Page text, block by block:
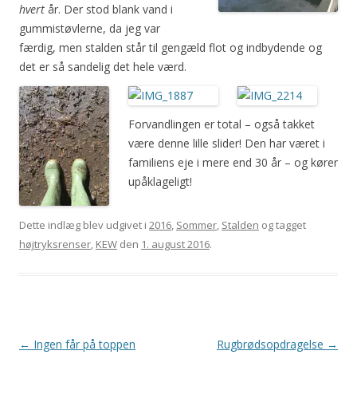
hvert år. Der stod blank vand i
gummistøvlerne, da jeg var
færdig, men stalden står til gengæld flot og indbydende og
det er så sandelig det hele værd.
Forvandlingen er total – også takket
være denne lille slider! Den har været i
familiens eje i mere end 30 år – og kører
upåklageligt!
Dette indlæg blev udgivet i 2016, Sommer, Stalden og tagget
højtryksrenser, KEW den 1. august 2016.
Indlægsnavigation
← Ingen får på toppen Rugbrødsopdragelse →